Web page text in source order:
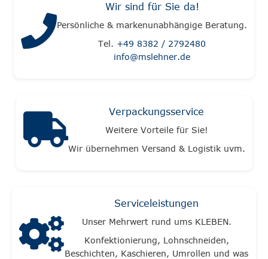
Wir sind für Sie da!
Persönliche & markenunabhängige Beratung.
Tel. +49 8382 / 2792480
info@mslehner.de
Verpackungsservice
Weitere Vorteile für Sie!
Wir übernehmen Versand & Logistik uvm.
Serviceleistungen
Unser Mehrwert rund ums KLEBEN.
Konfektionierung, Lohnschneiden,
Beschichten, Kaschieren, Umrollen und was